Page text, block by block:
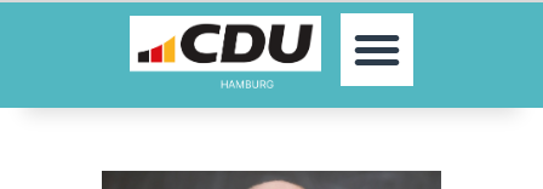
MOIN!
AKTUELLES
PARLAMENTE